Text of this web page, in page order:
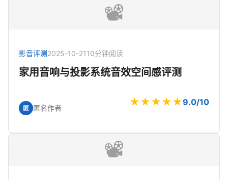
📽️
影音评测2025-10-2110分钟阅读
家用音响与投影系统音效空间感评测
匿 匿名作者 ★★★★★9.0/10
📽️